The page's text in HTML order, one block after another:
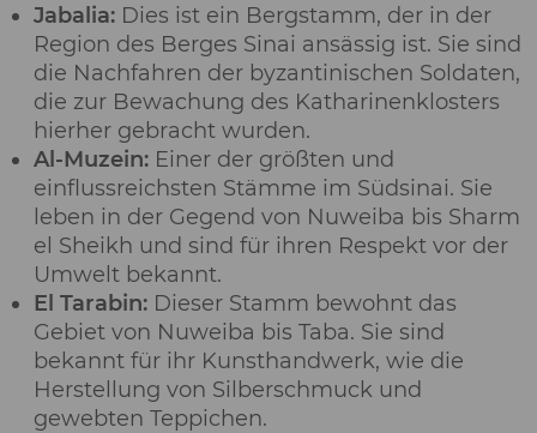
Jabalia: Dies ist ein Bergstamm, der in der
Region des Berges Sinai ansässig ist. Sie sind
die Nachfahren der byzantinischen Soldaten,
die zur Bewachung des Katharinenklosters
hierher gebracht wurden.
Al-Muzein: Einer der größten und
einflussreichsten Stämme im Südsinai. Sie
leben in der Gegend von Nuweiba bis Sharm
el Sheikh und sind für ihren Respekt vor der
Umwelt bekannt.
El Tarabin: Dieser Stamm bewohnt das
Gebiet von Nuweiba bis Taba. Sie sind
bekannt für ihr Kunsthandwerk, wie die
Herstellung von Silberschmuck und
gewebten Teppichen.